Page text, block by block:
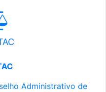
Administrativo de